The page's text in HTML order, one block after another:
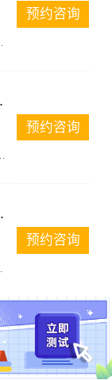
预约咨询
会
预约咨询
州站
预约咨询